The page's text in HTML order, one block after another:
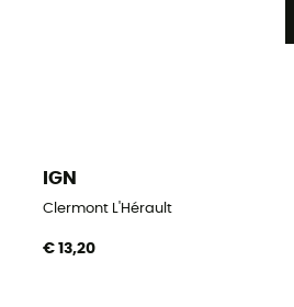
IGN
Clermont L'Hérault
€ 13,20